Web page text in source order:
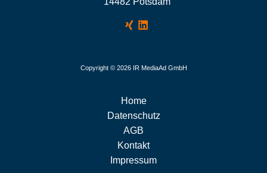
Copyright © 2026 IR MediaAd GmbH
Home
Datenschutz
AGB
Kontakt
Impressum